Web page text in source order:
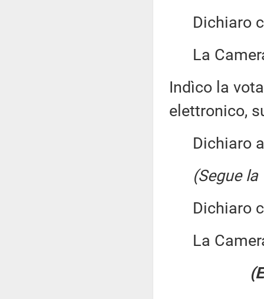
Dichiaro
La
Indìco la
elettronico,
Dichiaro
(Segue
Dichiaro
La